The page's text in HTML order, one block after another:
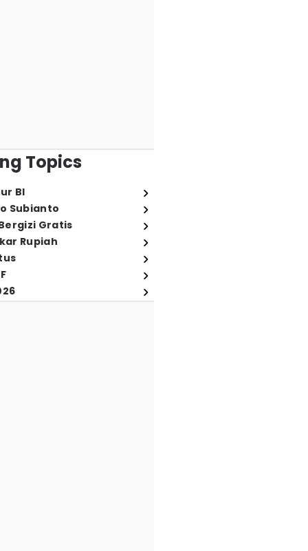
Topics
BI
Subianto
Gratis
Rupiah